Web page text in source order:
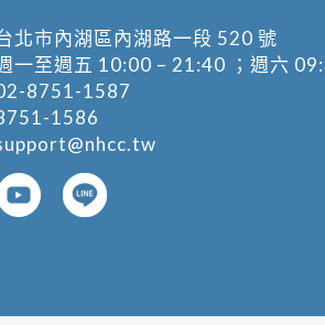
北市內湖區內湖路一段 520 號
一至週五 10:00 – 21:40 ；週六
8751-1587
1586